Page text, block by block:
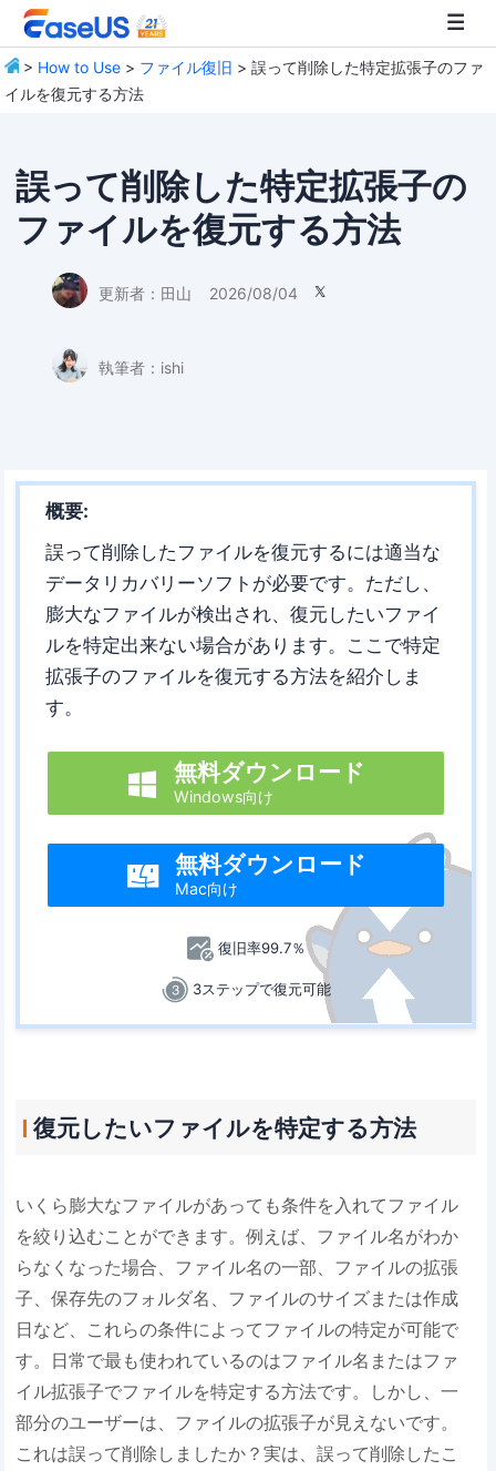
> How to Use > ファイル復旧 > 誤って削除した特定拡張子のファ
イルを復元する方法
誤って削除した特定拡張子の
ファイルを復元する方法
更新者： 田山 2026/08/04 
執筆者： ishi
概要:
誤って削除したファイルを復元するには適当な
データリカバリーソフトが必要です。ただし、
膨大なファイルが検出され、復元したいファイ
ルを特定出来ない場合があります。ここで特定
拡張子のファイルを復元する方法を紹介しま
す。
 無料ダウンロード
Windows向け
 無料ダウンロード
Mac向け
復旧率99.7％
3ステップで復元可能
復元したいファイルを特定する方法
いくら膨大なファイルがあっても条件を入れてファイル
を絞り込むことができます。例えば、ファイル名がわか
らなくなった場合、ファイル名の一部、ファイルの拡張
子、保存先のフォルダ名、ファイルのサイズまたは作成
日など、これらの条件によってファイルの特定が可能で
す。日常で最も使われているのはファイル名またはファ
イル拡張子でファイルを特定する方法です。しかし、一
部分のユーザーは、ファイルの拡張子が見えないです。
これは誤って削除しましたか？実は、誤って削除したこ